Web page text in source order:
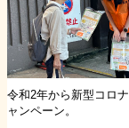
令和2年から新型コロ
ャンペーン。